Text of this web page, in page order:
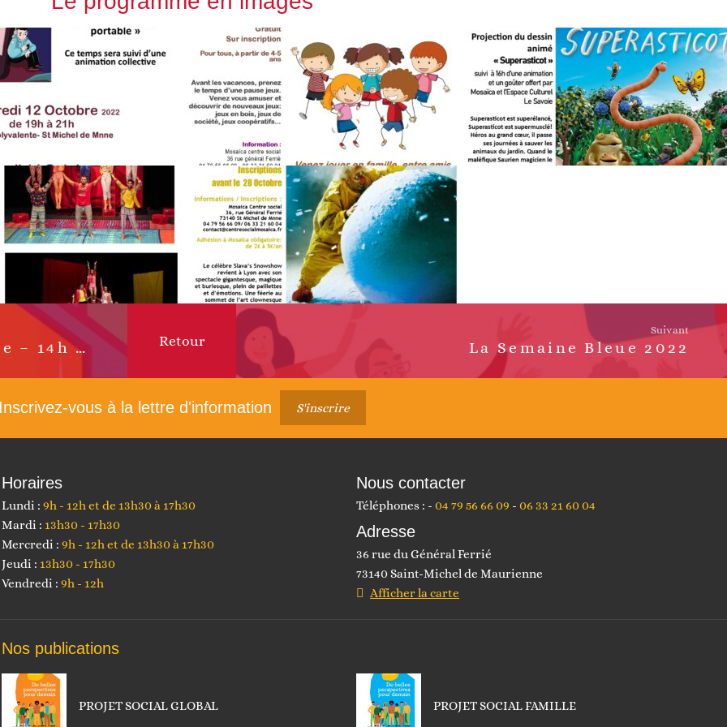
Retour
Fête du Centre Social – 1er octobre – 14h à 16h30 – St Michel de Maurienne
Suivant
suivant :
La Semaine Bleue 2022
Inscrivez-vous à la lettre d'information S'inscrire
Horaires
Lundi : 9h - 12h et de 13h30 à 17h30
Mardi : 13h30 - 17h30
Mercredi : 9h - 12h et de 13h30 à 17h30
Jeudi : 13h30 - 17h30
Vendredi : 9h - 12h
Nous contacter
Téléphones : 04 79 56 66 09 06 33 21 60 04
Adresse
36 rue du Général Ferrié
73140 Saint-Michel de Maurienne
Afficher la carte
Nos publications
PROJET SOCIAL GLOBAL PROJET SOCIAL FAMILLE